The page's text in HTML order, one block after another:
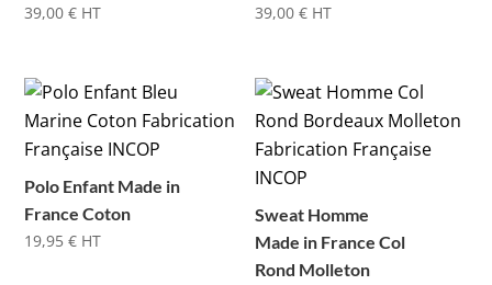
39,00€ HT
39,00€ HT
Polo Enfant Made in
France Coton
19,95€ HT
Sweat Homme
Made in France Col
Rond Molleton